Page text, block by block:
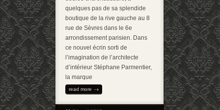
quelques pas de sa splendide
boutique de la rive gauche au 8
rue de Sèvres dans le 6e
arrondissement parisien. Dans
ce nouvel écrin sorti de
l’imagination de l’architecte
d’intérieur Stéphane Parmentier,
la marque
read more